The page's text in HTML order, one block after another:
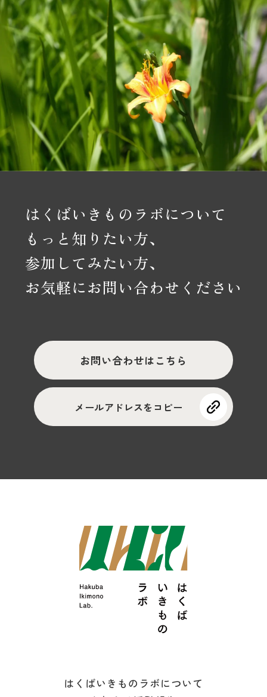
はくばいきものラボについて
もっと知りたい方、
参加してみたい方、
お気軽にお問い合わせください
お問い合わせはこちら
メールアドレスをコピー
はくばいきものラボについて